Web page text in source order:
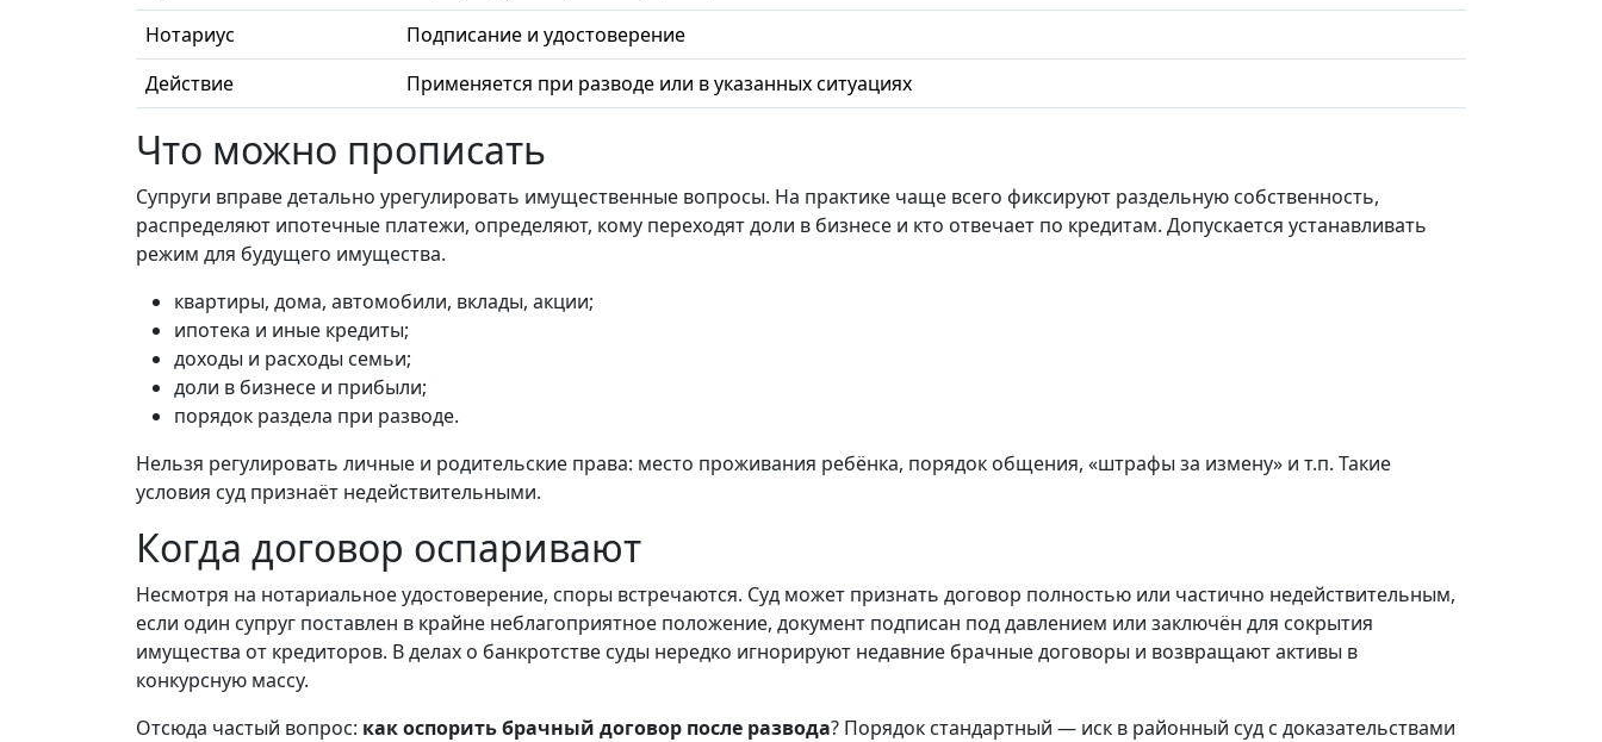
Нотариус
Подписание и удостоверение
Действие
Применяется при разводе или в указанных ситуациях
Что можно прописать
Супруги вправе детально урегулировать имущественные вопросы. На практике чаще всего фиксируют раздельную собственность,
распределяют ипотечные платежи, определяют, кому переходят доли в бизнесе и кто отвечает по кредитам. Допускается устанавливать
режим для будущего имущества.
квартиры, дома, автомобили, вклады, акции;
ипотека и иные кредиты;
доходы и расходы семьи;
доли в бизнесе и прибыли;
порядок раздела при разводе.
Нельзя регулировать личные и родительские права: место проживания ребёнка, порядок общения, «штрафы за измену» и т.п. Такие
условия суд признаёт недействительными.
Когда договор оспаривают
Несмотря на нотариальное удостоверение, споры встречаются. Суд может признать договор полностью или частично недействительным,
если один супруг поставлен в крайне неблагоприятное положение, документ подписан под давлением или заключён для сокрытия
имущества от кредиторов. В делах о банкротстве суды нередко игнорируют недавние брачные договоры и возвращают активы в
конкурсную массу.
Отсюда частый вопрос: как оспорить брачный договор после развода? Порядок стандартный — иск в районный суд с доказательствами